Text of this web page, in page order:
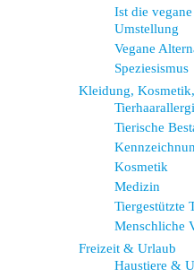
Ist die
Umstellung
Vegane
Speziesismus
Kleidung,
Tierische
Kosmetik
Medizin
Tiergestützte
Menschliche
Freizeit & Urlaub
Haustiere &